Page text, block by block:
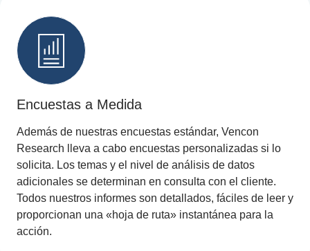
Encuestas a Medida
Además de nuestras encuestas estándar, Vencon
Research lleva a cabo encuestas personalizadas si lo
solicita. Los temas y el nivel de análisis de datos
adicionales se determinan en consulta con el cliente.
Todos nuestros informes son detallados, fáciles de leer y
proporcionan una «hoja de ruta» instantánea para la
acción.